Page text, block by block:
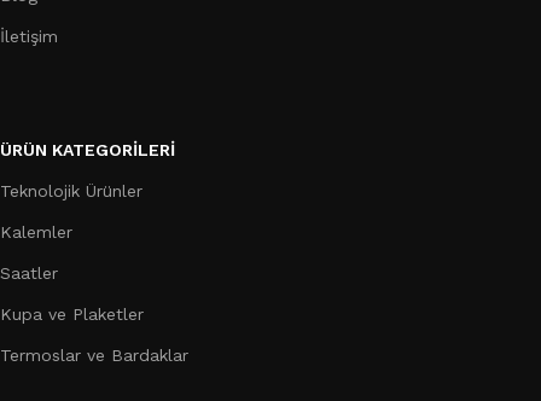
İletişim
ÜRÜN KATEGORILERI
Teknolojik Ürünler
Kalemler
Saatler
Kupa ve Plaketler
Termoslar ve Bardaklar